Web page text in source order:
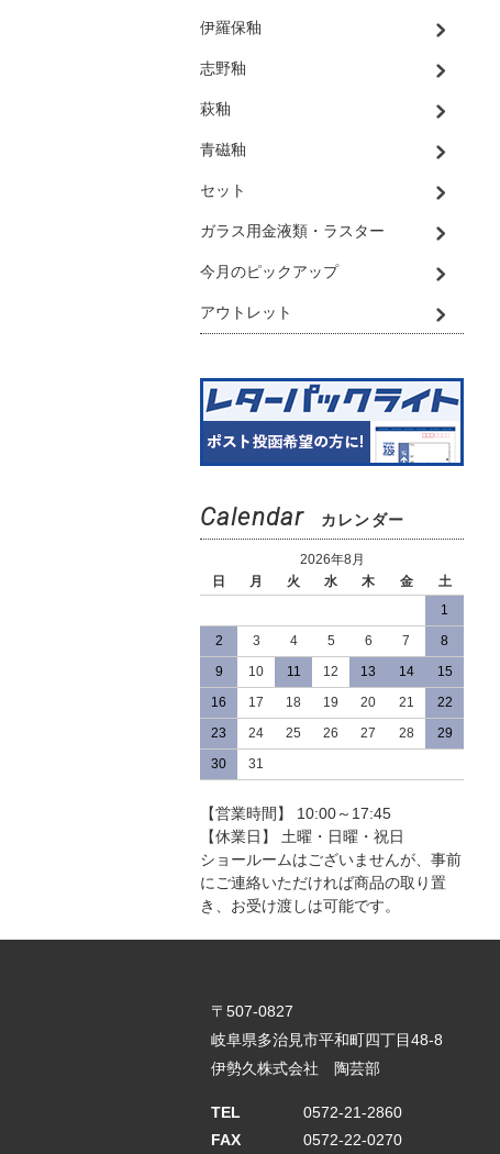
伊羅保釉
志野釉
萩釉
青磁釉
セット
ガラス用金液類・ラスター
今月のピックアップ
アウトレット
Calendarカレンダー
2026年8月
日
月 火 水 木 金
土
1
2
3 4 5 6 7
8
9
10 11 12 13 14
15
16
17 18 19 20 21
22
23
24 25 26 27 28
29
30
31
【営業時間】 10:00～17:45
【休業日】 土曜・日曜・祝日
ショールームはございませんが、事前
にご連絡いただければ商品の取り置
き、お受け渡しは可能です。
〒507-0827
岐阜県多治見市平和町四丁目48-8
伊勢久株式会社 陶芸部
TEL
0572-21-2860
FAX
0572-22-0270